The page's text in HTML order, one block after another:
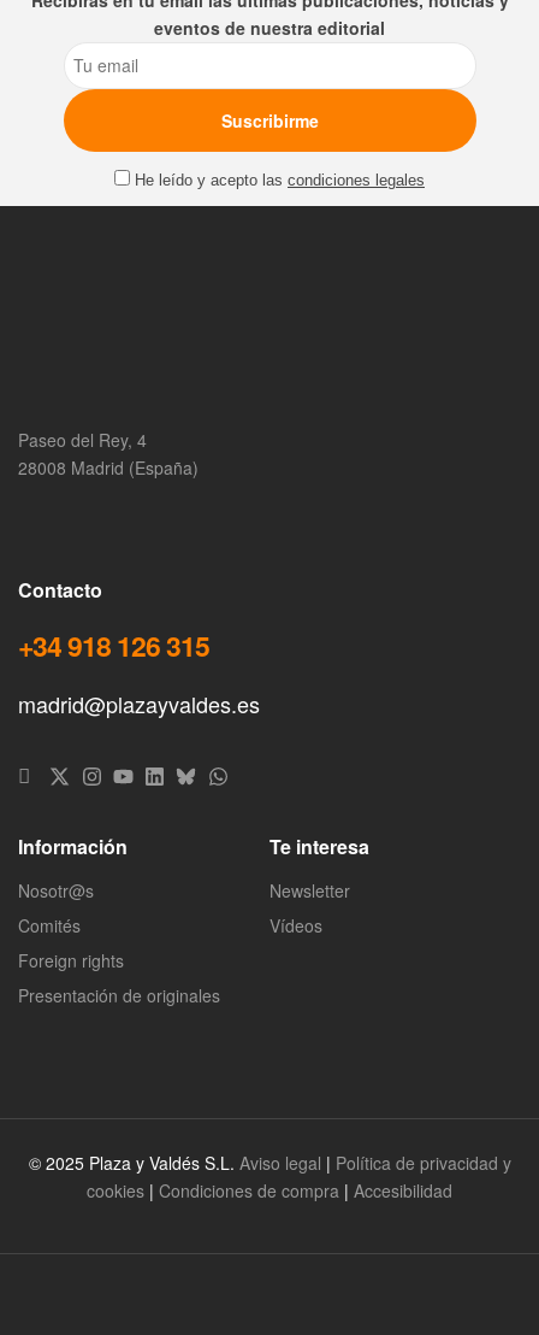
eventos de nuestra editorial
Email
He leído y acepto las condiciones legales
Paseo del Rey, 4
28008 Madrid (España)
Contacto
+34 918 126 315
madrid@plazayvaldes.es
Información
Nosotr@s
Comités
Foreign rights
Presentación de originales
Te interesa
Newsletter
Vídeos
© 2025 Plaza y Valdés S.L. Aviso legal | Política de privacidad y
cookies | Condiciones de compra | Accesibilidad